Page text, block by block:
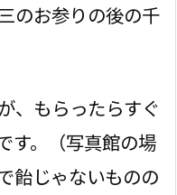
のお参りの後の千
、もらったらすぐ
す。（写真館の場
飴じゃないものの